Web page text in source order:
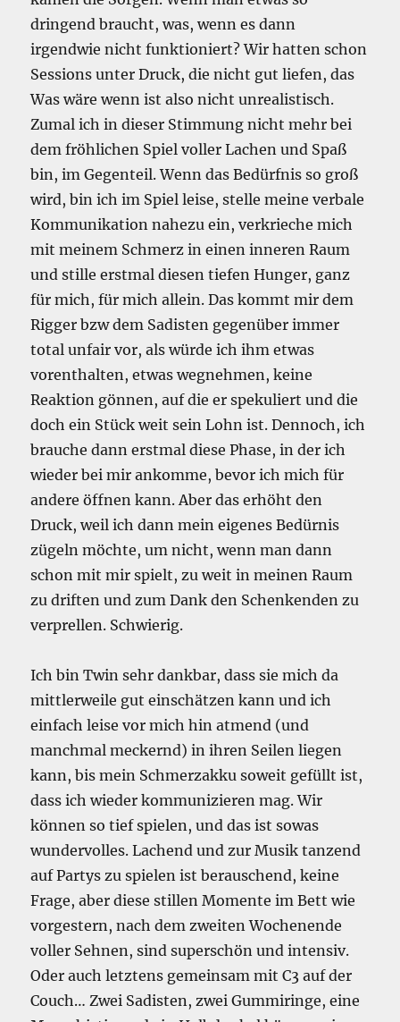
dringend braucht, was, wenn es dann
irgendwie nicht funktioniert? Wir hatten schon
Sessions unter Druck, die nicht gut liefen, das
Was wäre wenn ist also nicht unrealistisch.
Zumal ich in dieser Stimmung nicht mehr bei
dem fröhlichen Spiel voller Lachen und Spaß
bin, im Gegenteil. Wenn das Bedürfnis so groß
wird, bin ich im Spiel leise, stelle meine verbale
Kommunikation nahezu ein, verkrieche mich
mit meinem Schmerz in einen inneren Raum
und stille erstmal diesen tiefen Hunger, ganz
für mich, für mich allein. Das kommt mir dem
Rigger bzw dem Sadisten gegenüber immer
total unfair vor, als würde ich ihm etwas
vorenthalten, etwas wegnehmen, keine
Reaktion gönnen, auf die er spekuliert und die
doch ein Stück weit sein Lohn ist. Dennoch, ich
brauche dann erstmal diese Phase, in der ich
wieder bei mir ankomme, bevor ich mich für
andere öffnen kann. Aber das erhöht den
Druck, weil ich dann mein eigenes Bedürnis
zügeln möchte, um nicht, wenn man dann
schon mit mir spielt, zu weit in meinen Raum
zu driften und zum Dank den Schenkenden zu
verprellen. Schwierig.
Ich bin Twin sehr dankbar, dass sie mich da
mittlerweile gut einschätzen kann und ich
einfach leise vor mich hin atmend (und
manchmal meckernd) in ihren Seilen liegen
kann, bis mein Schmerzakku soweit gefüllt ist,
dass ich wieder kommunizieren mag. Wir
können so tief spielen, und das ist sowas
wundervolles. Lachend und zur Musik tanzend
auf Partys zu spielen ist berauschend, keine
Frage, aber diese stillen Momente im Bett wie
vorgestern, nach dem zweiten Wochenende
voller Sehnen, sind superschön und intensiv.
Oder auch letztens gemeinsam mit C3 auf der
Couch… Zwei Sadisten, zwei Gummiringe, eine